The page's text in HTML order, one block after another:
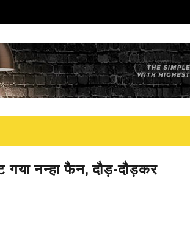
गया नन्हा फैन, दौड़-दौड़कर